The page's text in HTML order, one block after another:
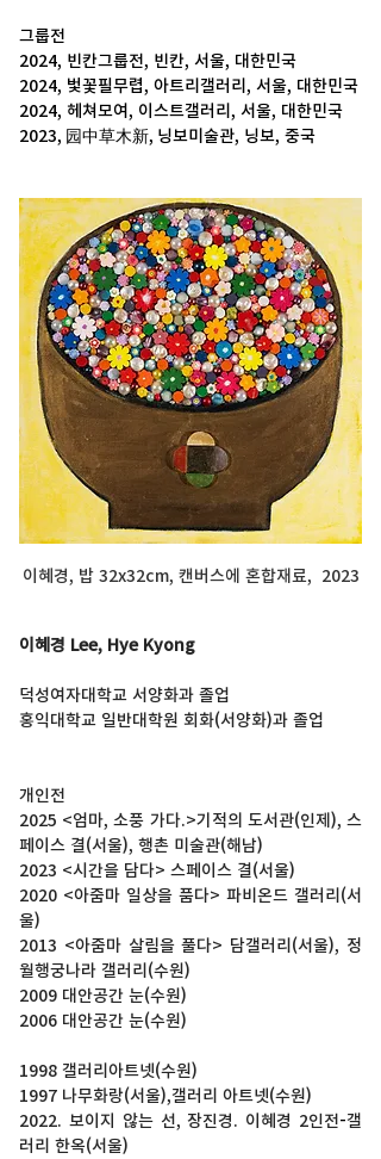
그룹전
2024, 빈칸그룹전, 빈칸, 서울, 대한민국
2024, 벛꽃필무렵, 아트리갤러리, 서울, 대한민국
2024, 헤쳐모여, 이스트갤러리, 서울, 대한민국
2023, 园中草木新, 닝보미술관, 닝보, 중국
이혜경, 밥 32x32cm, 캔버스에 혼합재료,  2023
이혜경 Lee, Hye Kyong
덕성여자대학교 서양화과 졸업
홍익대학교 일반대학원 회화(서양화)과 졸업
개인전
2025 <엄마, 소풍 가다.>기적의 도서관(인제), 스
페이스 결(서울), 행촌 미술관(해남)
2023 <시간을 담다> 스페이스 결(서울)
2020 <아줌마 일상을 품다> 파비온드 갤러리(서
울)
2013 <아줌마 살림을 풀다> 담갤러리(서울), 정
월행궁나라 갤러리(수원)
2009 대안공간 눈(수원)
2006 대안공간 눈(수원)
1998 갤러리아트넷(수원)
1997 나무화랑(서울),갤러리 아트넷(수원)
2022. 보이지 않는 선, 장진경. 이혜경 2인전-갤
러리 한옥(서울)